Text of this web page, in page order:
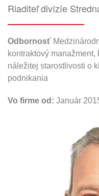
Riaditeľ divízíe
Odbornosť
kontraktový
náležitej starostlivosti o
podnikania
Vo firme od: Január